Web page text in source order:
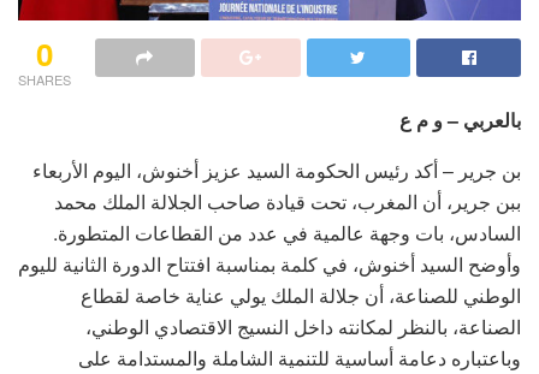
0
SHARES
بالعربي – و م ع
بن جرير – أكد رئيس الحكومة السيد عزيز أخنوش، اليوم الأربعاء
ببن جرير، أن المغرب، تحت قيادة صاحب الجلالة الملك محمد
السادس، بات وجهة عالمية في عدد من القطاعات المتطورة.
وأوضح السيد أخنوش، في كلمة بمناسبة افتتاح الدورة الثانية لليوم
الوطني للصناعة، أن جلالة الملك يولي عناية خاصة لقطاع
الصناعة، بالنظر لمكانته داخل النسيج الاقتصادي الوطني،
وباعتباره دعامة أساسية للتنمية الشاملة والمستدامة على